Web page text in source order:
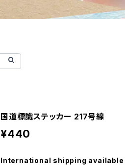
国道標識ステッカー 217号線
¥440
International shipping available